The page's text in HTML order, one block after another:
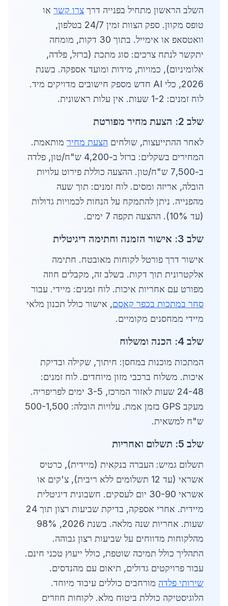
השלב הראשון מתחיל בפנייה דרך צרו קשר או
טופס מקוון. ספק הצוות זמין 24/7 בטלפון,
וואטסאפ או אימייל. בתוך 30 דקות, מומחה
יתקשר לנתח צרכים: סוג מתכת (ברזל, פלדה,
אלומיניום), כמויות, מידות ומועד אספקה. בשנת
2026, כלי AI חדש מספק חישובים מדויקים מיד.
לוח זמנים: 1-2 שעות. אין עלות ראשונית.
שלב 2: הצעת מחיר מפורטת
לאחר ההתייעצות, שולחים הצעת מחיר מותאמת.
המחירים בשקלים: ברזל ב-4,200 ש"ח/טון, פלדה
ב-7,500 ש"ח/טון. ההצעה כוללת פירוט עלויות
הובלה, אריזה ומסים. לוח זמנים: תוך שעה
מהפנייה. ניתן להתמקח על הנחות לכמויות גדולות
(עד 10%). ההצעה תקפה 7 ימים.
שלב 3: אישור הזמנה וחתימה דיגיטלית
אישור דרך פורטל לקוחות מאובטח. חתימה
אלקטרונית תוך דקות. בשלב זה, מקבלים חוזה
מפורט עם אחריות איכות. לוח זמנים: מיידי. עבור
סחר במתכות בכפר קאסם, אישור כולל תכנון מלאי
מיידי ממחסנים מקומיים.
שלב 4: הכנה ומשלוח
המתכות מוכנות במחסן: חיתוך, שקילה ובדיקת
איכות. משלוח ברכבי מזון מיוחדים. לוח זמנים:
24-48 שעות לאזור המרכז, 3-5 ימים לפריפריה.
מעקב GPS בזמן אמת. עלויות הובלה: 500-1,500
ש"ח למשאית.
שלב 5: תשלום ואחריות
תשלום גמיש: העברה בנקאית (מיידית), כרטיס
אשראי (עד 12 תשלומים ללא ריבית), צ'קים או
אשראי 30-90 יום לעסקים. חשבונית דיגיטלית
מיידית. אחרי אספקה, בדיקת שביעות רצון תוך 24
שעות. אחריות שנה מלאה. בשנת 2026, 98%
מהלקוחות מדווחים על שביעות רצון גבוהה.
התהליך כולל תמיכה שוטפת, כולל ייעוץ טכני חינם.
עבור פרויקטים גדולים, תיאום עם מהנדסים.
שירותי פלדה מורחבים כוללים עיבוד מיוחד.
הלוגיסטיקה כוללת ביטוח מלא. לקוחות חוזרים